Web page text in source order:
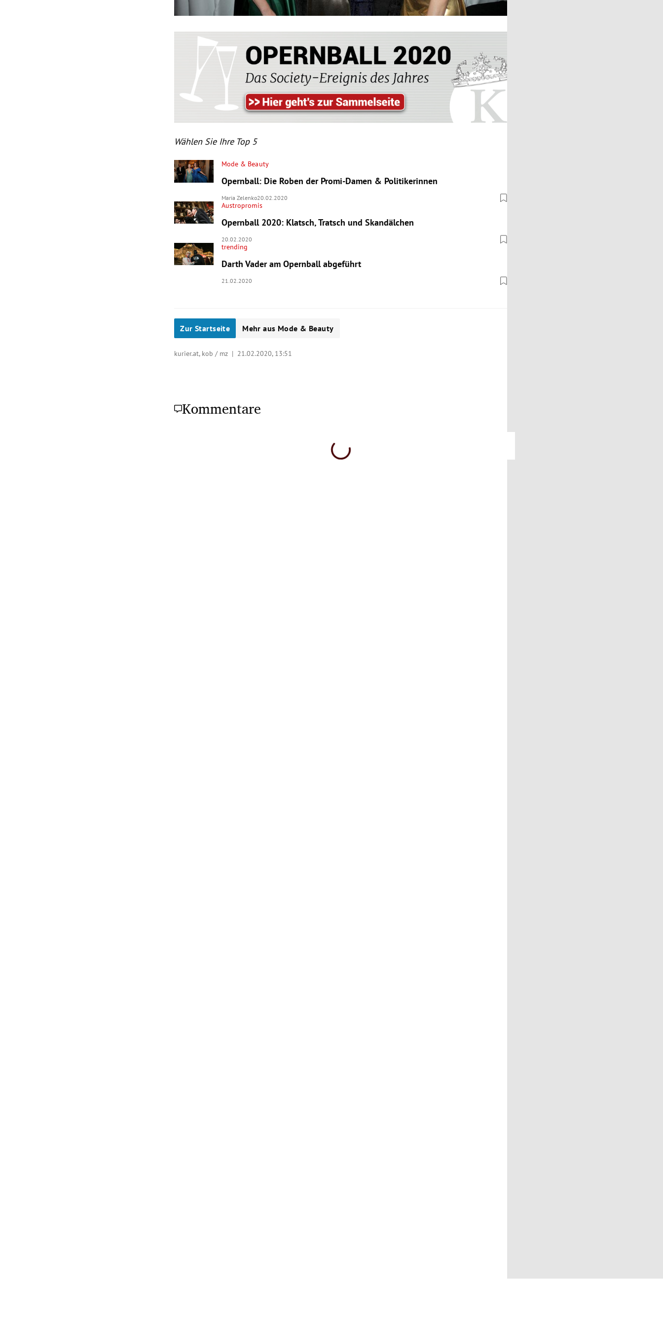
Wählen Sie Ihre Top 5
Mode & Beauty
Opernball: Die Roben der Promi-Damen & Politikerinnen
Maria Zelenko20.02.2020
Austropromis
Opernball 2020: Klatsch, Tratsch und Skandälchen
20.02.2020
trending
Darth Vader am Opernball abgeführt
21.02.2020
Zur Startseite Mehr aus Mode & Beauty
kurier.at, kob / mz | 21.02.2020, 13:51
Kommentare